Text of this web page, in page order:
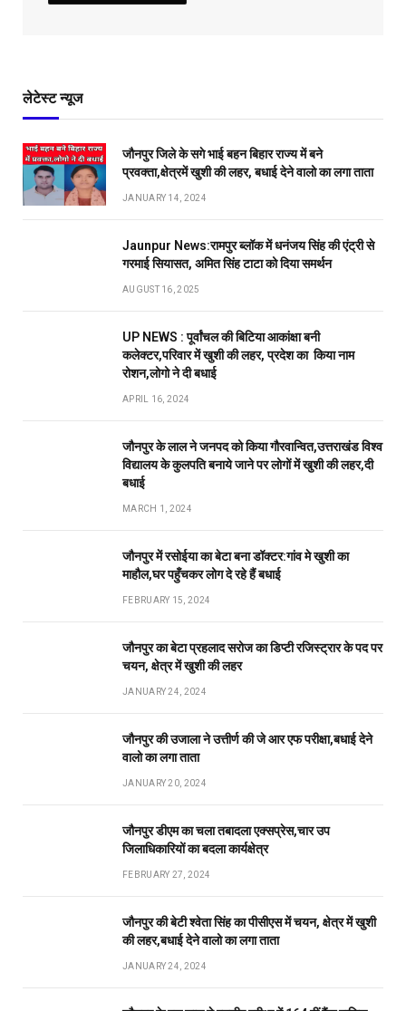
लेटेस्ट न्यूज
जौनपुर जिले के सगे भाई बहन बिहार राज्य में बने
प्रवक्ता,क्षेत्रमें खुशी की लहर, बधाई देने वालो का लगा ताता
JANUARY 14, 2024
Jaunpur News:रामपुर ब्लॉक में धनंजय सिंह की एंट्री से
गरमाई सियासत, अमित सिंह टाटा को दिया समर्थन
AUGUST 16, 2025
UP NEWS : पूर्वांचल की बिटिया आकांक्षा बनी
कलेक्टर,परिवार में खुशी की लहर, प्रदेश का किया नाम
रोशन,लोगो ने दी बधाई
APRIL 16, 2024
जौनपुर के लाल ने जनपद को किया गौरवान्वित,उत्तराखंड विश्व
विद्यालय के कुलपति बनाये जाने पर लोगों में खुशी की लहर,दी
बधाई
MARCH 1, 2024
जौनपुर में रसोईया का बेटा बना डॉक्टर:गांव मे खुशी का
माहौल,घर पहुँचकर लोग दे रहे हैं बधाई
FEBRUARY 15, 2024
जौनपुर का बेटा प्रहलाद सरोज का डिप्टी रजिस्ट्रार के पद पर
चयन, क्षेत्र में खुशी की लहर
JANUARY 24, 2024
जौनपुर की उजाला ने उत्तीर्ण की जे आर एफ परीक्षा,बधाई देने
वालो का लगा ताता
JANUARY 20, 2024
जौनपुर डीएम का चला तबादला एक्सप्रेस,चार उप
जिलाधिकारियों का बदला कार्यक्षेत्र
FEBRUARY 27, 2024
जौनपुर की बेटी श्वेता सिंह का पीसीएस में चयन, क्षेत्र में खुशी
की लहर,बधाई देने वालो का लगा ताता
JANUARY 24, 2024